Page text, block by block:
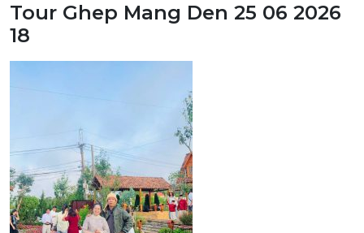
Tour Ghep Mang Den 25 06 2026
18